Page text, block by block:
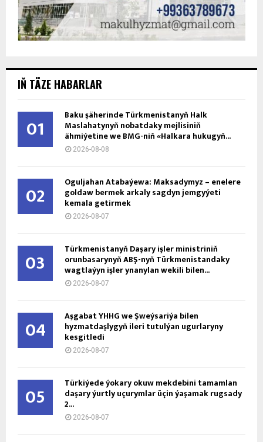
IŇ TÄZE HABARLAR
01 Baku şäherinde Türkmenistanyň Halk
Maslahatynyň nobatdaky mejlisiniň
ähmiýetine we BMG-niň «Halkara hukugyň...
2026-08-08
02 Oguljahan Atabaýewa: Maksadymyz – enelere
goldaw bermek arkaly sagdyn jemgyýeti
kemala getirmek
2026-08-07
03 Türkmenistanyň Daşary işler ministriniň
orunbasarynyň ABŞ-nyň Türkmenistandaky
wagtlaýyn işler ynanylan wekili bilen...
2026-08-07
04 Aşgabat ÝHHG we Şweýsariýa bilen
hyzmatdaşlygyň ileri tutulýan ugurlaryny
kesgitledi
2026-08-07
05 Türkiýede ýokary okuw mekdebini tamamlan
daşary ýurtly uçurymlar üçin ýaşamak rugsady
2...
2026-08-07